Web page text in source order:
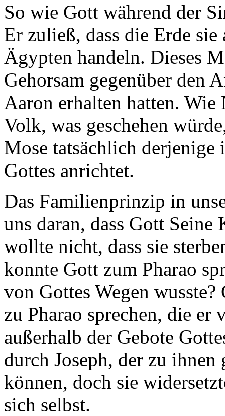
So wie Gott während der
Er zuließ, dass die Erde
Ägypten handeln. Dieses
Gehorsam gegenüber den
Aaron erhalten hatten. Wie
Volk, was geschehen
Mose tatsächlich
Gottes anrichtet.
Das Familienprinzip in
uns daran, dass Gott
wollte nicht, dass sie
konnte Gott zum Pharao
von Gottes Wegen
zu Pharao sprechen, die
außerhalb der Gebote
durch Joseph, der zu
können, doch sie
sich selbst.